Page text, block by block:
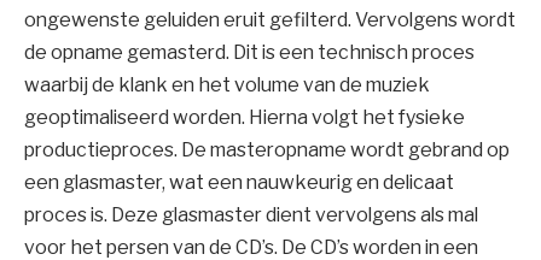
ongewenste geluiden eruit gefilterd. Vervolgens wordt
de opname gemasterd. Dit is een technisch proces
waarbij de klank en het volume van de muziek
geoptimaliseerd worden. Hierna volgt het fysieke
productieproces. De masteropname wordt gebrand op
een glasmaster, wat een nauwkeurig en delicaat
proces is. Deze glasmaster dient vervolgens als mal
voor het persen van de CD’s. De CD’s worden in een